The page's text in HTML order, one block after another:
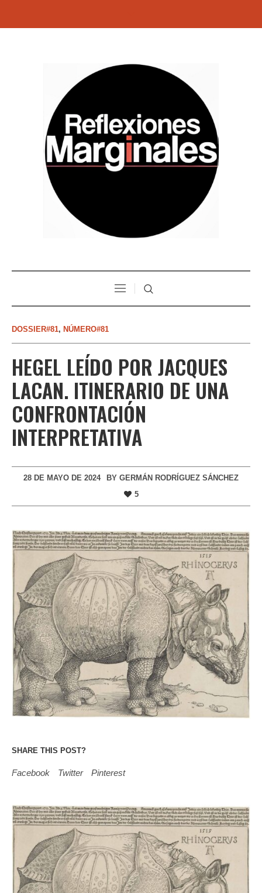
DOSSIER#81, NÚMERO#81
HEGEL LEÍDO POR JACQUES
LACAN. ITINERARIO DE UNA
CONFRONTACIÓN
INTERPRETATIVA
28 DE MAYO DE 2024 BY GERMÁN RODRÍGUEZ SÁNCHEZ
5
SHARE THIS POST?
Facebook Twitter Pinterest